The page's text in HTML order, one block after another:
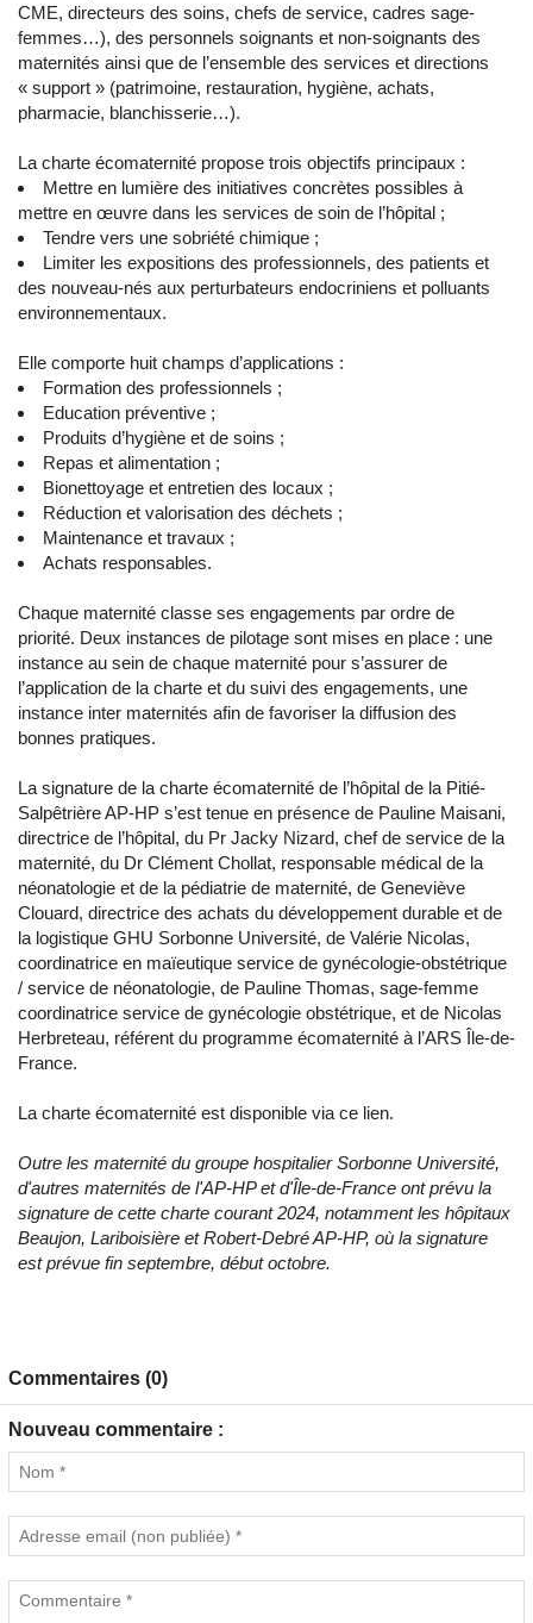
CME, directeurs des soins, chefs de service, cadres sage-
femmes…), des personnels soignants et non-soignants des
maternités ainsi que de l’ensemble des services et directions
« support » (patrimoine, restauration, hygiène, achats,
pharmacie, blanchisserie…).
La charte écomaternité propose trois objectifs principaux :
Mettre en lumière des initiatives concrètes possibles à
mettre en œuvre dans les services de soin de l’hôpital ;
Tendre vers une sobriété chimique ;
Limiter les expositions des professionnels, des patients et
des nouveau-nés aux perturbateurs endocriniens et polluants
environnementaux.
Elle comporte huit champs d’applications :
Formation des professionnels ;
Education préventive ;
Produits d’hygiène et de soins ;
Repas et alimentation ;
Bionettoyage et entretien des locaux ;
Réduction et valorisation des déchets ;
Maintenance et travaux ;
Achats responsables.
Chaque maternité classe ses engagements par ordre de
priorité. Deux instances de pilotage sont mises en place : une
instance au sein de chaque maternité pour s’assurer de
l’application de la charte et du suivi des engagements, une
instance inter maternités afin de favoriser la diffusion des
bonnes pratiques.
La signature de la charte écomaternité de l’hôpital de la Pitié-
Salpêtrière AP-HP s’est tenue en présence de Pauline Maisani,
directrice de l’hôpital, du Pr Jacky Nizard, chef de service de la
maternité, du Dr Clément Chollat, responsable médical de la
néonatologie et de la pédiatrie de maternité, de Geneviève
Clouard, directrice des achats du développement durable et de
la logistique GHU Sorbonne Université, de Valérie Nicolas,
coordinatrice en maïeutique service de gynécologie-obstétrique
/ service de néonatologie, de Pauline Thomas, sage-femme
coordinatrice service de gynécologie obstétrique, et de Nicolas
Herbreteau, référent du programme écomaternité à l’ARS Île-de-
France.
La charte écomaternité est disponible via ce lien.
Outre les maternité du groupe hospitalier Sorbonne Université,
d'autres maternités de l'AP-HP et d'Île-de-France ont prévu la
signature de cette charte courant 2024, notamment les hôpitaux
Beaujon, Lariboisière et Robert-Debré AP-HP, où la signature
est prévue fin septembre, début octobre.
Commentaires (0)
Nouveau commentaire :